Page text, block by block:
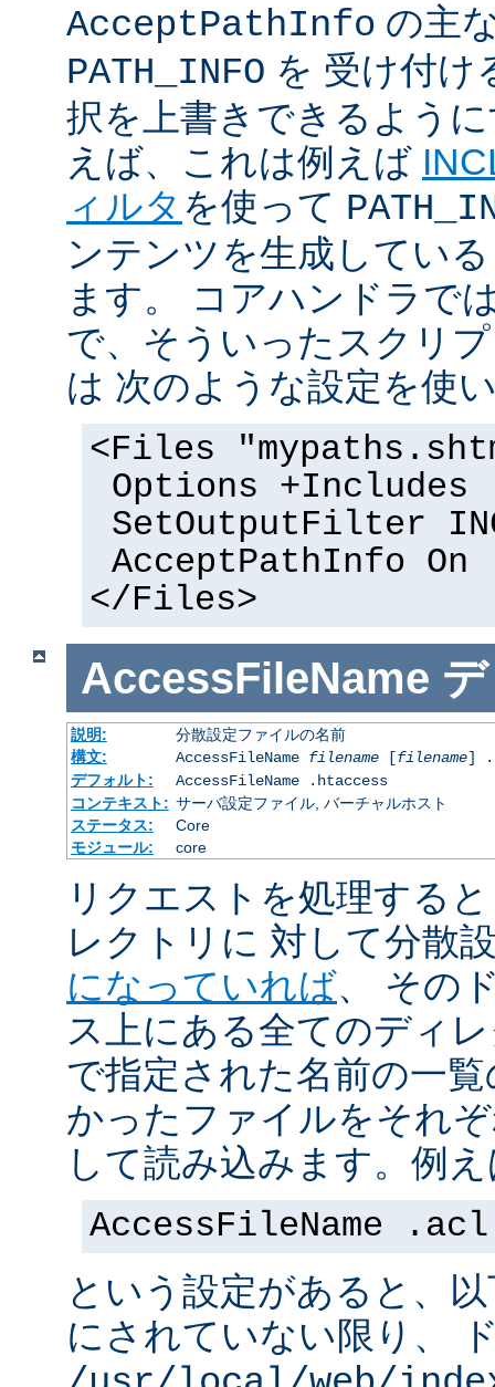
AcceptPathInfo の主
PATH_INFO を 受け付け
択を上書きできるよう
えば、これは例えば
ィルタ を使って
ンテンツを生成してい
ます。 コアハンドラで
で、そういったスクリ
は 次のような設定を使
<Files
Options +Includes
SetOutputFilter
AcceptPathInfo On
</Files>
AccessFileName
説明:
分散設定ファイルの名前
構文:
AccessFileName filename[filename]
デフォルト:
AccessFileName .htaccess
コンテキスト: サーバ設定ファイル, バーチャルホスト
ステータス:
Core
モジュール:
core
リクエストを処理する
レクトリに 対して分散
になっていれば、 その
ス上にある全てのディ
で指定された名前の一
かったファイルをそれ
して読み込みます。例
AccessFileName .acl
という設定があると、
にされていない限り、